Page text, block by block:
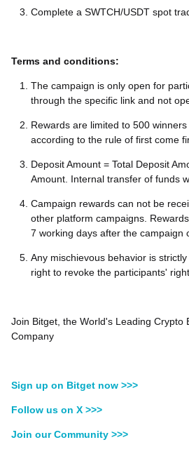
Complete a SWTCH/USDT spot
Terms and conditions:
The campaign is only open for
through the specific link and not
Rewards are limited to 500
according to the rule of first come
Deposit Amount = Total Deposit
Amount. Internal transfer of funds
Campaign rewards can not be
other platform campaigns.
7 working days after the campaign
Any mischievous behavior is
right to revoke the participants'
Join Bitget, the World's Leading Crypto
Company
Sign up on Bitget now >>>
Follow us on X >>>
Join our Community >>>